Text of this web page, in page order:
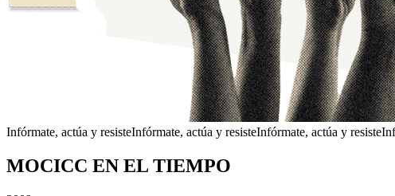
Infórmate, actúa y resisteInfórmate, actúa y resisteInfórmate, actúa y resiste
MOCICC EN EL TIEMPO